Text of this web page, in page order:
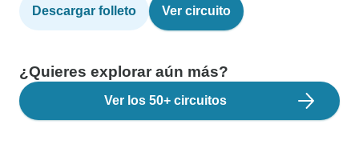
Descargar folleto Ver circuito
¿Quieres explorar aún más?
Ver los 50+ circuitos